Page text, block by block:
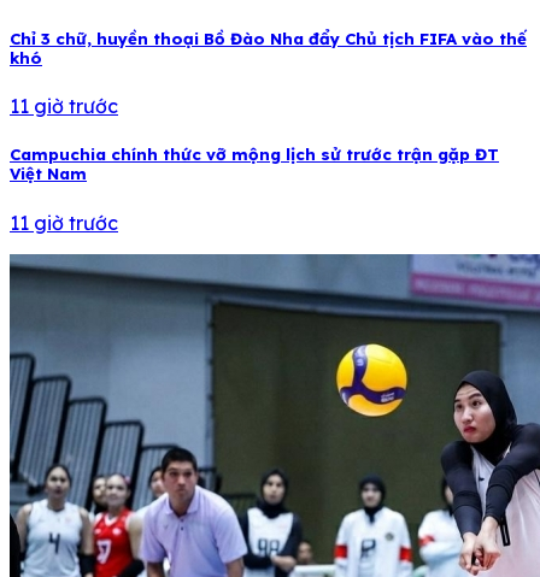
Chỉ 3 chữ, huyền thoại Bồ Đào Nha đẩy Chủ tịch FIFA vào thế
khó
11 giờ trước
Campuchia chính thức vỡ mộng lịch sử trước trận gặp ĐT
Việt Nam
11 giờ trước